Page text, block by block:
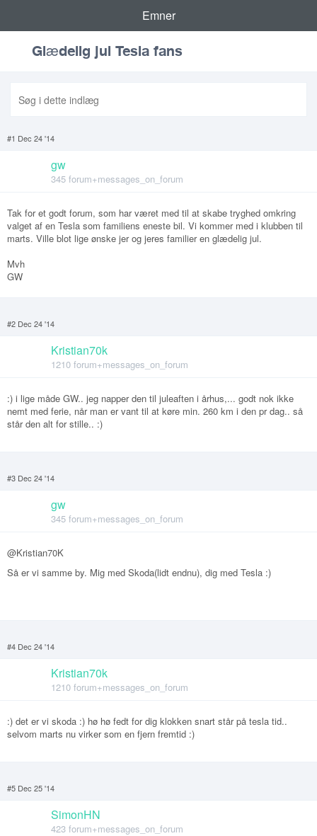
Emner
Glædelig jul Tesla fans
#1 Dec 24 '14
gw
345 forum+messages_on_forum
Tak for et godt forum, som har været med til at skabe tryghed omkring
valget af en Tesla som familiens eneste bil. Vi kommer med i klubben til
marts. Ville blot lige ønske jer og jeres familier en glædelig jul.
Mvh
GW
#2 Dec 24 '14
Kristian70k
1210 forum+messages_on_forum
:) i lige måde GW.. jeg napper den til juleaften i århus,... godt nok ikke
nemt med ferie, når man er vant til at køre min. 260 km i den pr dag.. så
står den alt for stille.. :)
#3 Dec 24 '14
gw
345 forum+messages_on_forum
@Kristian70K
Så er vi samme by. Mig med Skoda(lidt endnu), dig med Tesla :)
#4 Dec 24 '14
Kristian70k
1210 forum+messages_on_forum
:) det er vi skoda :) hø hø fedt for dig klokken snart står på tesla tid..
selvom marts nu virker som en fjern fremtid :)
#5 Dec 25 '14
SimonHN
423 forum+messages_on_forum